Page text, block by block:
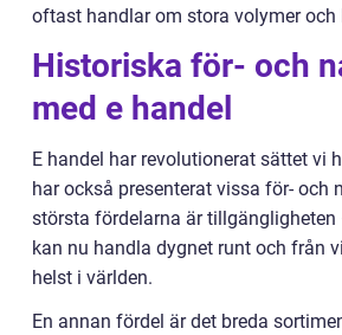
oftast handlar om stora volymer och
Historiska för- och
med e handel
E handel har revolutionerat sättet vi
har också presenterat vissa för- och
största fördelarna är
kan nu handla dygnet runt och från
helst i världen.
En annan fördel är det breda